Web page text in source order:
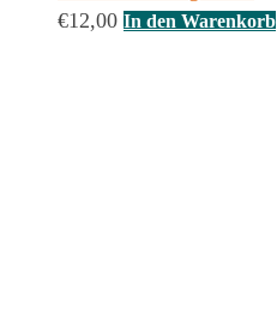
€12,00 In den Warenkorb